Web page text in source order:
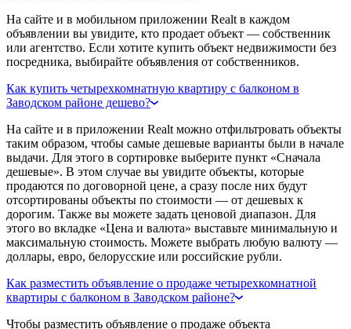
На сайте и в мобильном приложении Realt в каждом
объявлении вы увидите, кто продает объект — собственник
или агентство. Если хотите купить объект недвижимости без
посредника, выбирайте объявления от собственников.
Как купить четырехкомнатную квартиру с балконом в
Заводском районе дешево?
На сайте и в приложении Realt можно отфильтровать объекты
таким образом, чтобы самые дешевые варианты были в начале
выдачи. Для этого в сортировке выберите пункт «Сначала
дешевые». В этом случае вы увидите объекты, которые
продаются по договорной цене, а сразу после них будут
отсортированы объекты по стоимости — от дешевых к
дорогим. Также вы можете задать ценовой диапазон. Для
этого во вкладке «Цена и валюта» выставьте минимальную и
максимальную стоимость. Можете выбрать любую валюту —
доллары, евро, белорусские или российские рубли.
Как разместить объявление о продаже четырехкомнатной
квартиры с балконом в Заводском районе?
Чтобы разместить объявление о продаже объекта